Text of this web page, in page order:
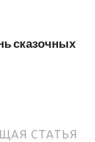
сказочных
СТАТЬЯ